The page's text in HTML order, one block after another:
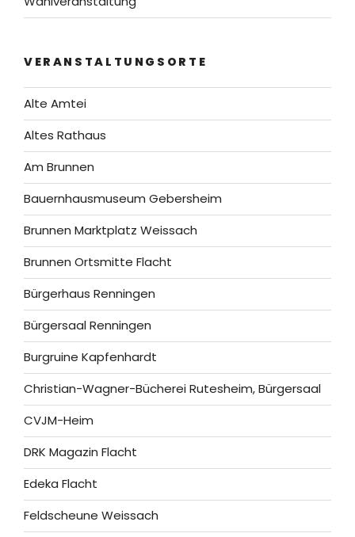
VERANSTALTUNGSORTE
Alte Amtei
Altes Rathaus
Am Brunnen
Bauernhausmuseum Gebersheim
Brunnen Marktplatz Weissach
Brunnen Ortsmitte Flacht
Bürgerhaus Renningen
Bürgersaal Renningen
Burgruine Kapfenhardt
Christian-Wagner-Bücherei Rutesheim, Bürgersaal
CVJM-Heim
DRK Magazin Flacht
Edeka Flacht
Feldscheune Weissach